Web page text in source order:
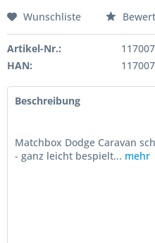
Wunschliste
Artikel-Nr.:
117007
HAN:
117007
Beschreibung
Matchbox Dodge Caravan
- ganz leicht bespielt... mehr